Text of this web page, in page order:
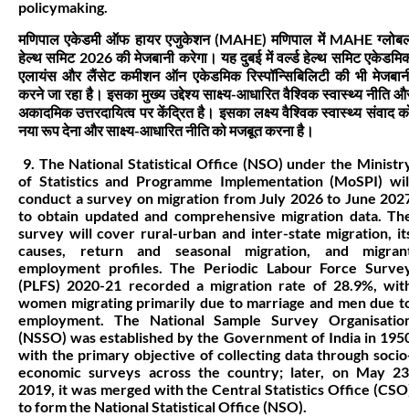
policymaking.
मणिपाल एकेडमी ऑफ हायर एजुकेशन (MAHE) मणिपाल में MAHE
हेल्थ समिट 2026 की मेजबानी करेगा। यह दुबई में वर्ल्ड हेल्थ समिट
एलायंस और लैंसेट कमीशन ऑन एकेडमिक रिस्पॉन्सिबिलिटी की भी
करने जा रहा है। इसका मुख्य उद्देश्य साक्ष्य-आधारित वैश्विक स्वास्थ्य नीति
अकादमिक उत्तरदायित्व पर केंद्रित है। इसका लक्ष्य वैश्विक स्वास्थ्य संवाद
नया रूप देना और साक्ष्य-आधारित नीति को मजबूत करना है।
9. The National Statistical Office (NSO) under the
of Statistics and Programme Implementation (MoSPI)
conduct a survey on migration from July 2026 to June
to obtain updated and comprehensive migration data.
survey will cover rural-urban and inter-state migration,
causes, return and seasonal migration, and
employment profiles. The Periodic Labour Force
(PLFS) 2020-21 recorded a migration rate of 28.9%,
women migrating primarily due to marriage and men due
employment. The National Sample Survey
(NSSO) was established by the Government of India in
with the primary objective of collecting data through
economic surveys across the country; later, on May
2019, it was merged with the Central Statistics Office
to form the National Statistical Office (NSO).